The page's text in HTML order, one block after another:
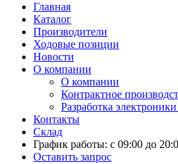
Главная
Каталог
Производители
Ходовые позиции
Новости
О компании
О компании
Контрактное
Разработка
Контакты
Склад
График работы: с 09:00 до
Оставить запрос